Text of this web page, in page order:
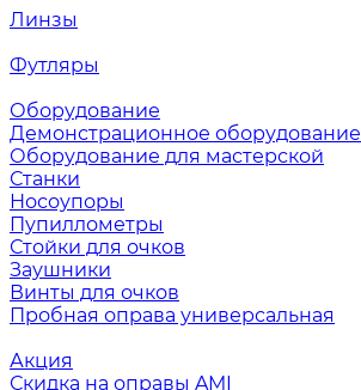
Линзы
Футляры
Оборудование
Демонстрационное оборудование
Оборудование для мастерской
Станки
Носоупоры
Пупиллометры
Стойки для очков
Заушники
Винты для очков
Пробная оправа универсальная
Акция
Скидка на оправы AMI